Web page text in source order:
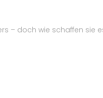
– doch wie schaffen sie